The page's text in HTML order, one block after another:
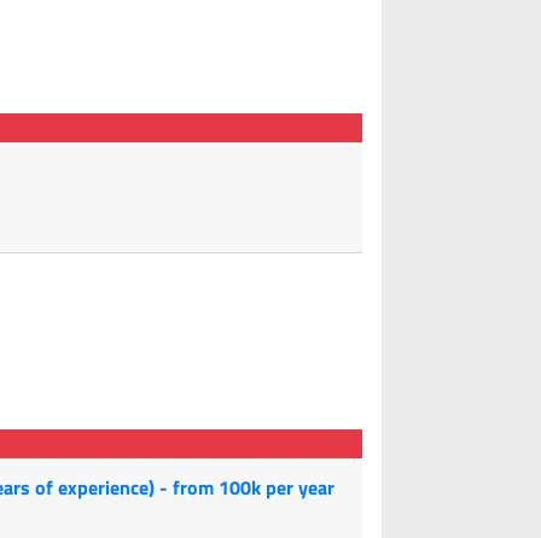
of experience) - from 100k per year